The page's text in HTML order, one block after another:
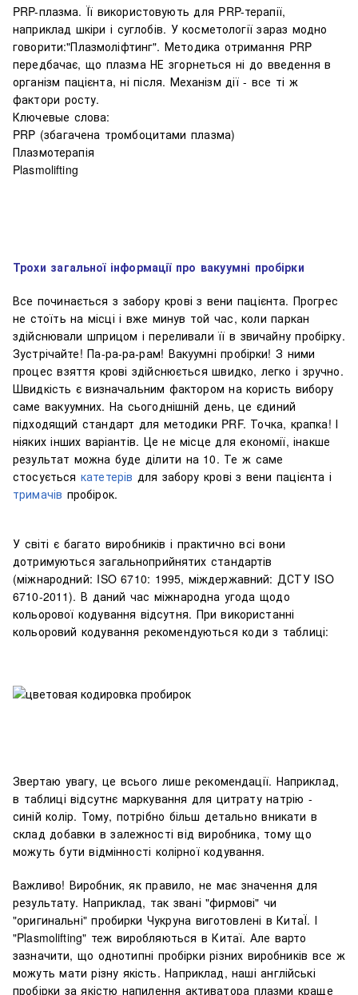
PRP-плазма. Її використовують для PRP-терапії,
наприклад шкіри і суглобів. У косметології зараз модно
говорити:"Плазмоліфтинг". Методика отримання PRP
передбачає, що плазма НЕ згорнеться ні до введення в
організм пацієнта, ні після. Механізм дії - все ті ж
фактори росту.
Ключевые слова:
PRP (збагачена тромбоцитами плазма)
Плазмотерапія
Plasmolifting
Трохи загальної інформації про вакуумні пробірки
Все починається з забору крові з вени пацієнта. Прогрес
не стоїть на місці і вже минув той час, коли паркан
здійснювали шприцом і переливали її в звичайну пробірку.
Зустрічайте! Па-ра-ра-рам! Вакуумні пробірки! З ними
процес взяття крові здійснюється швидко, легко і зручно.
Швидкість є визначальним фактором на користь вибору
саме вакуумних. На сьогоднішній день, це єдиний
підходящий стандарт для методики PRF. Точка, крапка! І
ніяких інших варіантів. Це не місце для економії, інакше
результат можна буде ділити на 10. Те ж саме
стосується катетерів для забору крові з вени пацієнта і
тримачів пробірок.
У світі є багато виробників і практично всі вони
дотримуються загальноприйнятих стандартів
(міжнародний: ISO 6710: 1995, міждержавний: ДСТУ ISO
6710-2011). В даний час міжнародна угода щодо
кольорової кодування відсутня. При використанні
кольоровий кодування рекомендуються коди з таблиці:
Звертаю увагу, це всього лише рекомендації. Наприклад,
в таблиці відсутнє маркування для цитрату натрію -
синій колір. Тому, потрібно більш детально вникати в
склад добавки в залежності від виробника, тому що
можуть бути відмінності колірної кодування.
Важливо! Виробник, як правило, не має значення для
результату. Наприклад, так звані "фирмові" чи
"оригинальні" пробирки Чукруна виготовлені в КитаЇ. І
"Plasmolifting" теж виробляються в Китаї. Але варто
зазначити, що однотипні пробірки різних виробників все ж
можуть мати різну якість. Наприклад, наші англійські
пробірки за якістю напилення активатора плазми краще